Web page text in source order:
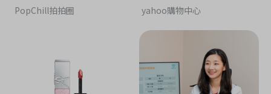
PopChill拍拍圈 yahoo購物中心